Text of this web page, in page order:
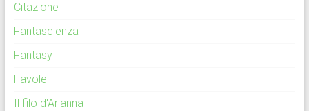
Citazione
Fantascienza
Fantasy
Favole
Il filo d'Arianna